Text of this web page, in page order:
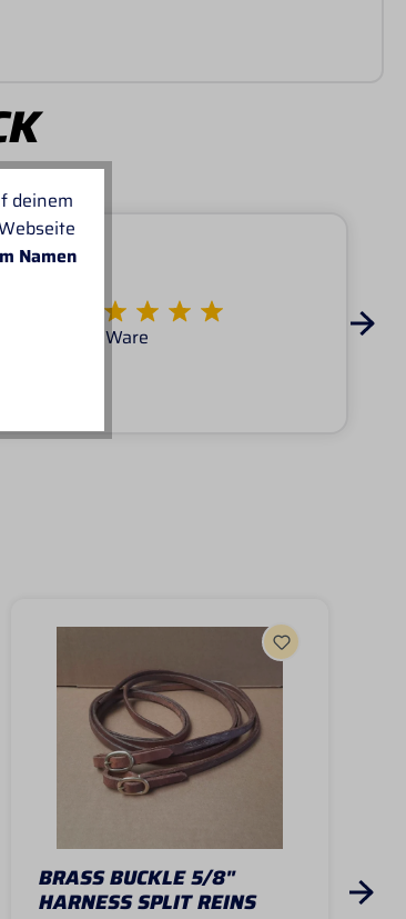
Service tolle Ware
BRASS BUCKLE 5/8"
HARNESS SPLIT REINS
deinem
Namen